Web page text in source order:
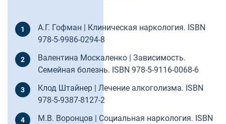
А.Г. Гофман | Клиническая наркология. ISBN
978-5-9986-0294-8
Валентина Москаленко | Зависимость.
Семейная болезнь. ISBN 978-5-9116-0068-6
Клод Штайнер | Лечение алкоголизма. ISBN
978-5-9387-8127-2
М.В. Воронцов | Социальная наркология. ISBN